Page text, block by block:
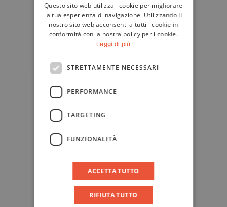
ENGLISH
Questo sito web utilizza i cookie per migliorare
la tua esperienza di navigazione. Utilizzando il
nostro sito web acconsenti a tutti i cookie in
conformità con la nostra policy per i cookie.
Leggi di più
STRETTAMENTE NECESSARI
PERFORMANCE
TARGETING
FUNZIONALITÀ
ACCETTA TUTTO
RIFIUTA TUTTO